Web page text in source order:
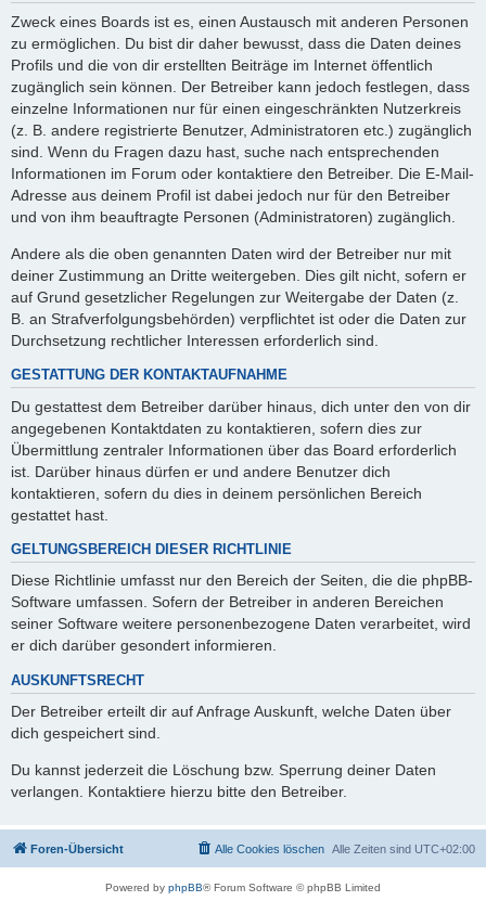
Zweck eines Boards ist es, einen Austausch mit anderen Personen
zu ermöglichen. Du bist dir daher bewusst, dass die Daten deines
Profils und die von dir erstellten Beiträge im Internet öffentlich
zugänglich sein können. Der Betreiber kann jedoch festlegen, dass
einzelne Informationen nur für einen eingeschränkten Nutzerkreis
(z. B. andere registrierte Benutzer, Administratoren etc.) zugänglich
sind. Wenn du Fragen dazu hast, suche nach entsprechenden
Informationen im Forum oder kontaktiere den Betreiber. Die E-Mail-
Adresse aus deinem Profil ist dabei jedoch nur für den Betreiber
und von ihm beauftragte Personen (Administratoren) zugänglich.
Andere als die oben genannten Daten wird der Betreiber nur mit
deiner Zustimmung an Dritte weitergeben. Dies gilt nicht, sofern er
auf Grund gesetzlicher Regelungen zur Weitergabe der Daten (z.
B. an Strafverfolgungsbehörden) verpflichtet ist oder die Daten zur
Durchsetzung rechtlicher Interessen erforderlich sind.
GESTATTUNG DER KONTAKTAUFNAHME
Du gestattest dem Betreiber darüber hinaus, dich unter den von dir
angegebenen Kontaktdaten zu kontaktieren, sofern dies zur
Übermittlung zentraler Informationen über das Board erforderlich
ist. Darüber hinaus dürfen er und andere Benutzer dich
kontaktieren, sofern du dies in deinem persönlichen Bereich
gestattet hast.
GELTUNGSBEREICH DIESER RICHTLINIE
Diese Richtlinie umfasst nur den Bereich der Seiten, die die phpBB-
Software umfassen. Sofern der Betreiber in anderen Bereichen
seiner Software weitere personenbezogene Daten verarbeitet, wird
er dich darüber gesondert informieren.
AUSKUNFTSRECHT
Der Betreiber erteilt dir auf Anfrage Auskunft, welche Daten über
dich gespeichert sind.
Du kannst jederzeit die Löschung bzw. Sperrung deiner Daten
verlangen. Kontaktiere hierzu bitte den Betreiber.
Foren-Übersicht Alle Zeiten sind UTC+02:00
Alle Cookies löschen
Powered by phpBB® Forum Software © phpBB Limited